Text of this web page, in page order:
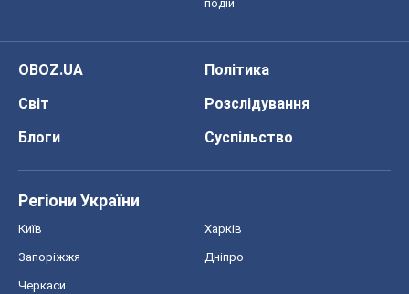
подій
OBOZ.UA
Політика
Світ
Розслідування
Блоги
Суспільство
Регіони України
Київ Харків
Запоріжжя Дніпро
Черкаси